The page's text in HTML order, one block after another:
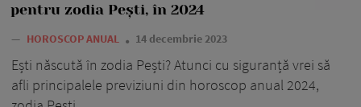
pentru zodia Pești, în 2024
— HOROSCOP ANUAL 14 decembrie 2023
Ești născută în zodia Pești? Atunci cu siguranță vrei să
afli principalele previziuni din horoscop anual 2024,